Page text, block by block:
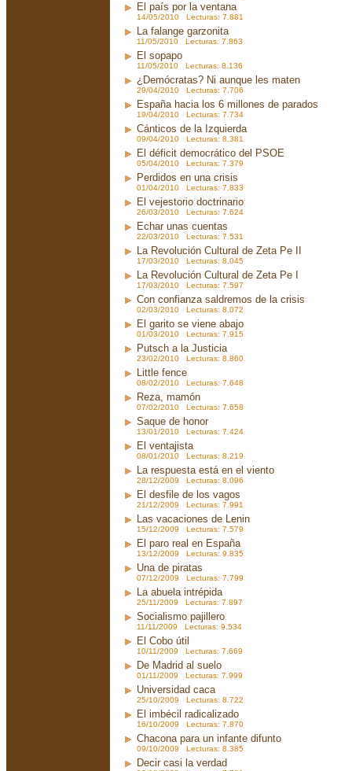
El país por la ventana
14/05/2010 Lecturas: 7.881
La falange garzonita
11/05/2010 Lecturas: 7.863
El sopapo
11/05/2010 Lecturas: 8.136
¿Demócratas? Ni aunque les maten
29/04/2010 Lecturas: 7.706
España hacia los 6 millones de parados
19/04/2010 Lecturas: 7.734
Cánticos de la Izquierda
09/04/2010 Lecturas: 8.381
El déficit democrático del PSOE
05/04/2010 Lecturas: 7.379
Perdidos en una crisis
01/04/2010 Lecturas: 7.833
El vejestorio doctrinario
26/03/2010 Lecturas: 7.624
Echar unas cuentas
22/03/2010 Lecturas: 7.531
La Revolución Cultural de Zeta Pe II
17/03/2010 Lecturas: 8.045
La Revolución Cultural de Zeta Pe I
17/03/2010 Lecturas: 7.597
Con confianza saldremos de la crisis
02/03/2010 Lecturas: 8.072
El garito se viene abajo
01/03/2010 Lecturas: 7.915
Putsch a la Justicia
23/02/2010 Lecturas: 8.860
Little fence
08/02/2010 Lecturas: 7.648
Reza, mamón
07/02/2010 Lecturas: 7.658
Saque de honor
13/01/2010 Lecturas: 7.424
El ventajista
08/01/2010 Lecturas: 8.219
La respuesta está en el viento
28/12/2009 Lecturas: 8.096
El desfile de los vagos
21/12/2009 Lecturas: 7.991
Las vacaciones de Lenin
15/12/2009 Lecturas: 7.579
El paro real en España
13/12/2009 Lecturas: 9.835
Una de piratas
07/12/2009 Lecturas: 7.799
La abuela intrépida
25/11/2009 Lecturas: 7.897
Socialismo pajillero
11/11/2009 Lecturas: 9.534
El Cobo útil
10/11/2009 Lecturas: 7.669
De Madrid al suelo
01/11/2009 Lecturas: 7.999
Universidad caca
25/10/2009 Lecturas: 8.722
El imbécil radicalizado
16/10/2009 Lecturas: 7.870
Chacona para un infante difunto
09/10/2009 Lecturas: 8.385
Decir casi la verdad